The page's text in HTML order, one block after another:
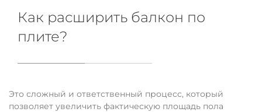
Как расширить балкон по
плите?
Это сложный и ответственный процесс, который
позволяет увеличить фактическую площадь пола